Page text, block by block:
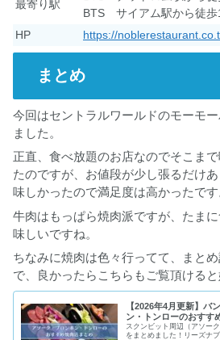
最寄り駅
BTS サイアム駅から徒歩
HP
https://
まとめ
今回はセントラルワールドのモーモ
ました。
正直、食べ放題のお店なのでそこま
たのですが、お値段が少し張るだけ
味しかったので満足度は高かったです
牛肉はもっぱら焼肉派ですが、たま
味しいですね。
ちなみに焼肉は色々行ってて、まと
で、良かったらこちらもご覧頂けると
【2026年4月更新】バ
ン・トンローのおすす
スクンビット周辺（アソー
をまとめました！リーズナ